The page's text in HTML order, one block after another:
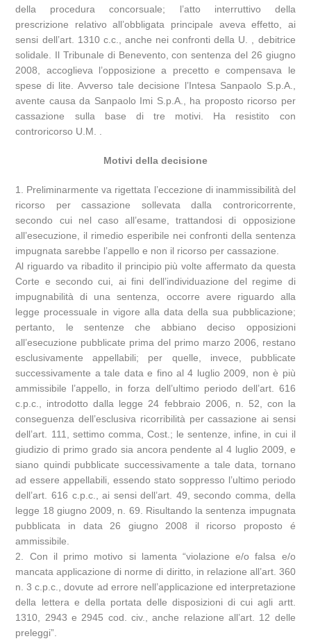
della procedura concorsuale; l’atto interruttivo della
prescrizione relativo all’obbligata principale aveva effetto, ai
sensi dell’art. 1310 c.c., anche nei confronti della U. , debitrice
solidale. Il Tribunale di Benevento, con sentenza del 26 giugno
2008, accoglieva l’opposizione a precetto e compensava le
spese di lite. Avverso tale decisione l’Intesa Sanpaolo S.p.A.,
avente causa da Sanpaolo Imi S.p.A., ha proposto ricorso per
cassazione sulla base di tre motivi. Ha resistito con
controricorso U.M. .
Motivi della decisione
1. Preliminarmente va rigettata l’eccezione di inammissibilità del
ricorso per cassazione sollevata dalla controricorrente,
secondo cui nel caso all’esame, trattandosi di opposizione
all’esecuzione, il rimedio esperibile nei confronti della sentenza
impugnata sarebbe l’appello e non il ricorso per cassazione.
Al riguardo va ribadito il principio più volte affermato da questa
Corte e secondo cui, ai fini dell’individuazione del regime di
impugnabilità di una sentenza, occorre avere riguardo alla
legge processuale in vigore alla data della sua pubblicazione;
pertanto, le sentenze che abbiano deciso opposizioni
all’esecuzione pubblicate prima del primo marzo 2006, restano
esclusivamente appellabili; per quelle, invece, pubblicate
successivamente a tale data e fino al 4 luglio 2009, non è più
ammissibile l’appello, in forza dell’ultimo periodo dell’art. 616
c.p.c., introdotto dalla legge 24 febbraio 2006, n. 52, con la
conseguenza dell’esclusiva ricorribilità per cassazione ai sensi
dell’art. 111, settimo comma, Cost.; le sentenze, infine, in cui il
giudizio di primo grado sia ancora pendente al 4 luglio 2009, e
siano quindi pubblicate successivamente a tale data, tornano
ad essere appellabili, essendo stato soppresso l’ultimo periodo
dell’art. 616 c.p.c., ai sensi dell’art. 49, secondo comma, della
legge 18 giugno 2009, n. 69. Risultando la sentenza impugnata
pubblicata in data 26 giugno 2008 il ricorso proposto é
ammissibile.
2. Con il primo motivo si lamenta “violazione e/o falsa e/o
mancata applicazione di norme di diritto, in relazione all’art. 360
n. 3 c.p.c., dovute ad errore nell’applicazione ed interpretazione
della lettera e della portata delle disposizioni di cui agli artt.
1310, 2943 e 2945 cod. civ., anche relazione all’art. 12 delle
preleggi”.